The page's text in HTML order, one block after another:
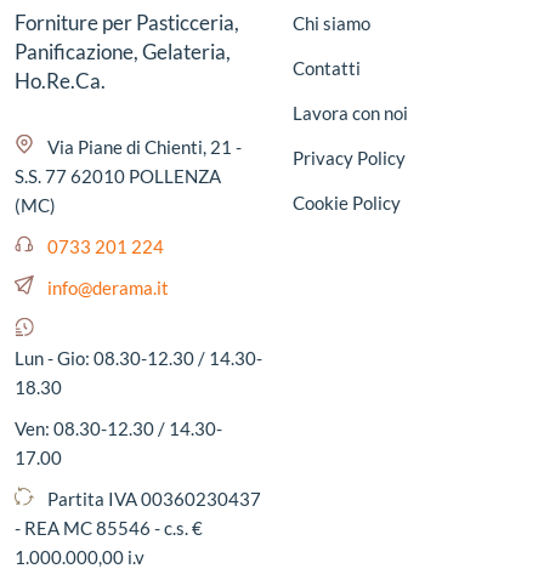
Forniture per Pasticceria,
Panificazione, Gelateria,
Ho.Re.Ca.
Via Piane di Chienti, 21 -
S.S. 77 62010 POLLENZA
(MC)
0733 201 224
info@derama.it
Lun - Gio: 08.30-12.30 / 14.30-
18.30
Ven: 08.30-12.30 / 14.30-
17.00
Partita IVA 00360230437
- REA MC 85546 - c.s. €
1.000.000,00 i.v
Chi siamo
Contatti
Lavora con noi
Privacy Policy
Cookie Policy